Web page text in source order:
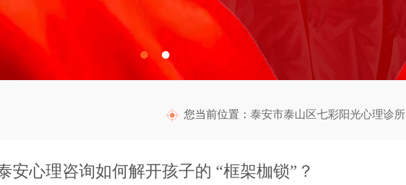
您当前位置： 泰安市泰山区七彩阳光心理诊所
安心理咨询如何解开孩子的 “框架枷锁”？